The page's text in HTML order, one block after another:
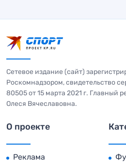
Сетевое издание (сайт)
Роскомнадзором, свидетельство
80505 от 15 марта 2021 г. Главный
Олеся Вячеславовна.
О проекте
Реклама